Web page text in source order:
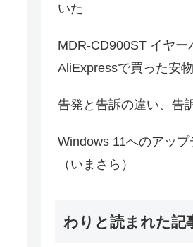
いた
MDR-CD900ST イヤー
AliExpressで買った安
告発と告訴の違い、告
Windows 11へのアッ
（いまさら）
わりと読まれた記